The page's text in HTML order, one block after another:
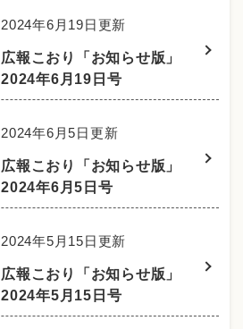
2024年6月19日更新
広報こおり「お知らせ版」
2024年6月19日号
2024年6月5日更新
広報こおり「お知らせ版」
2024年6月5日号
2024年5月15日更新
広報こおり「お知らせ版」
2024年5月15日号